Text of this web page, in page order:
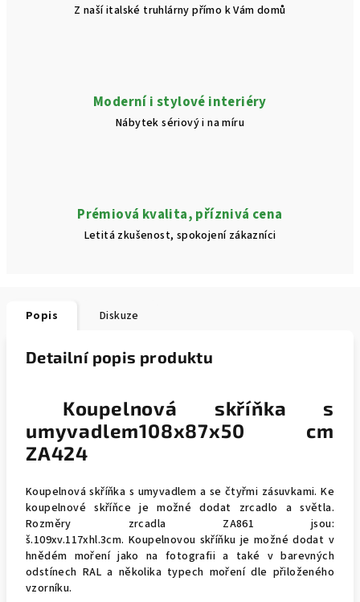
Z naší italské truhlárny přímo k Vám domů
Moderní i stylové interiéry
Nábytek sériový i na míru
Prémiová kvalita, příznivá cena
Letitá zkušenost, spokojení zákazníci
Popis Diskuze
Detailní popis produktu
Koupelnová skříňka s
umyvadlem108x87x50 cm
ZA424
Koupelnová skříňka s umyvadlem a se čtyřmi zásuvkami. Ke
koupelnové skříňce je možné dodat zrcadlo a světla.
Rozměry zrcadla ZA861 jsou:
š.109xv.117xhl.3cm. Koupelnovou skříňku je možné dodat v
hnědém moření jako na fotografii a také v barevných
odstínech RAL a několika typech moření dle přiloženého
vzorníku.